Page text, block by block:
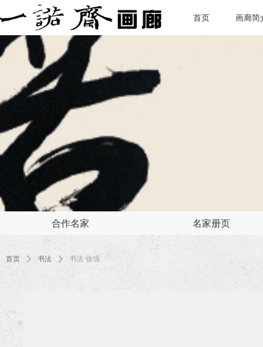
合作名家 名家册页
首页 画廊简
首页 ꄲ 书法 ꄲ 书法·徐强